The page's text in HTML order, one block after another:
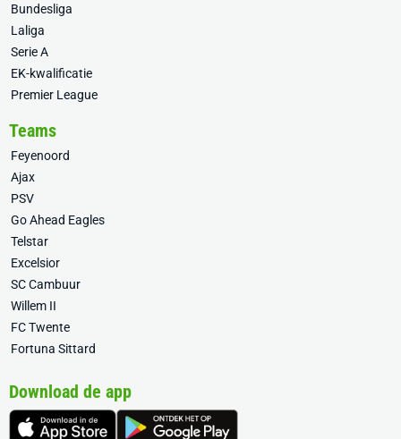
Bundesliga
Laliga
Serie A
EK-kwalificatie
Premier League
Teams
Feyenoord
Ajax
PSV
Go Ahead Eagles
Telstar
Excelsior
SC Cambuur
Willem II
FC Twente
Fortuna Sittard
Download de app